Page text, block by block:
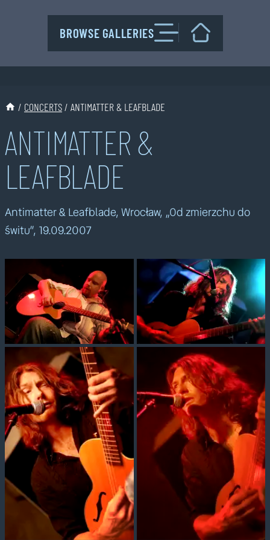
BROWSE GALLERIES
/ CONCERTS/ ANTIMATTER & LEAFBLADE
ANTIMATTER &
LEAFBLADE
Antimatter & Leafblade, Wrocław, „Od zmierzchu do
świtu”, 19.09.2007